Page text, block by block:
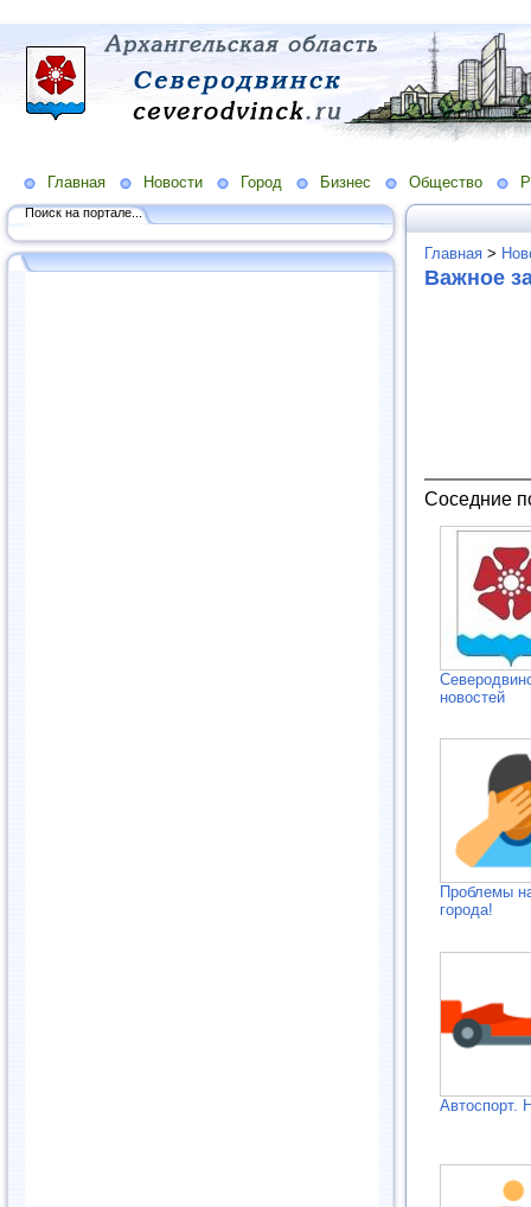
Главная Новости Город Бизнес Общество
Поиск на портале...
Главная >
Важное
Соседние
новостей
Проблемы
города!
Автоспорт.